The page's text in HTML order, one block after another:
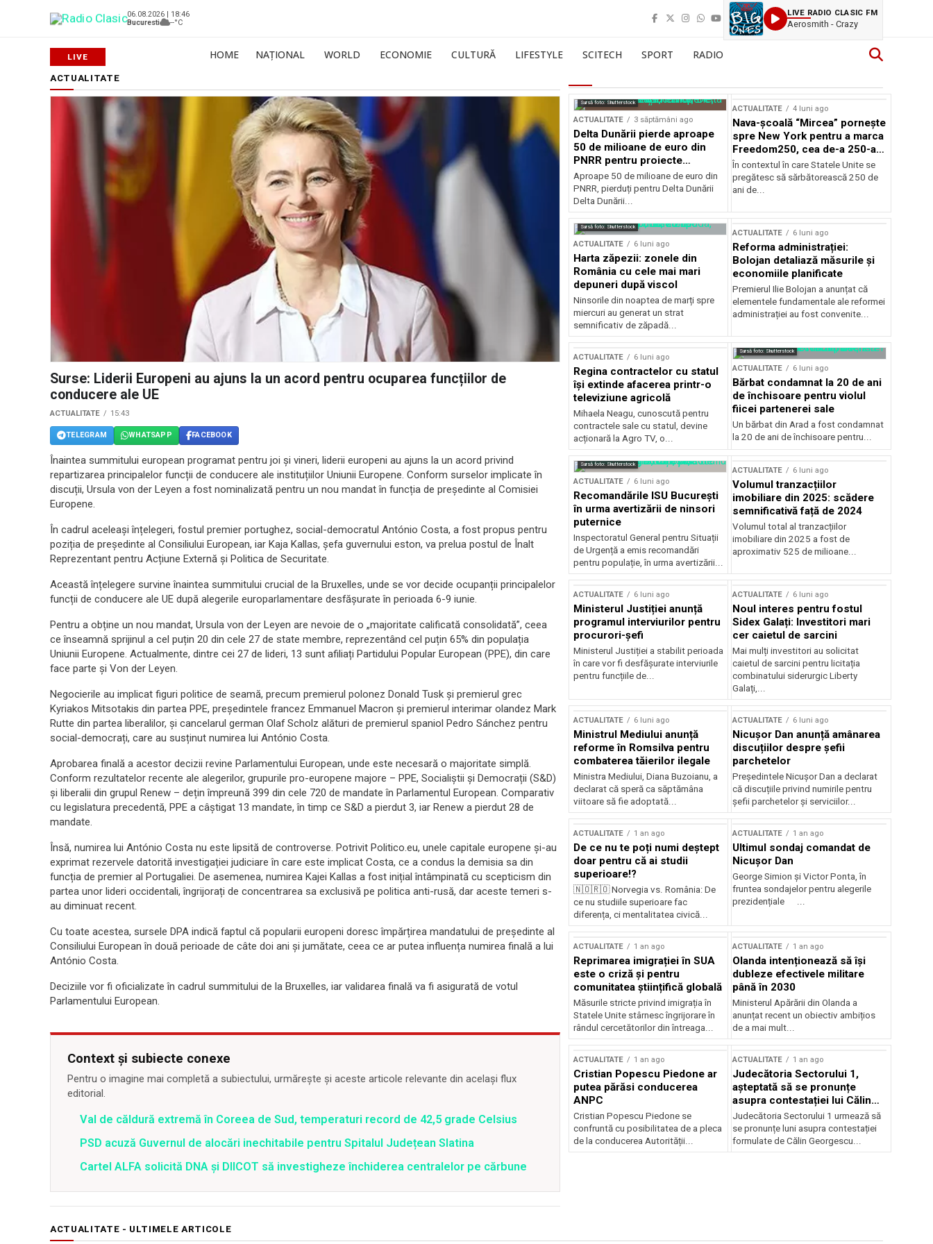
06.08.2026 | 18:46
Bucuresti
--°C
LIVE RADIO CLASIC FM
Aerosmith - Crazy
HOME NAȚIONAL WORLD ECONOMIE CULTURĂ LIFESTYLE SCITECH SPORT RADIO
ACTUALITATE
Surse: Liderii Europeni au ajuns la un acord pentru ocuparea funcțiilor de
conducere ale UE
ACTUALITATE 15:43
TELEGRAM WHATSAPP FACEBOOK
Înaintea summitului european programat pentru joi și vineri, liderii europeni au ajuns la un acord privind
repartizarea principalelor funcții de conducere ale instituțiilor Uniunii Europene. Conform surselor implicate în
discuții, Ursula von der Leyen a fost nominalizată pentru un nou mandat în funcția de președinte al Comisiei
Europene.
În cadrul aceleași înțelegeri, fostul premier portughez, social-democratul António Costa, a fost propus pentru
poziția de președinte al Consiliului European, iar Kaja Kallas, șefa guvernului eston, va prelua postul de Înalt
Reprezentant pentru Acțiune Externă și Politica de Securitate.
Această înțelegere survine înaintea summitului crucial de la Bruxelles, unde se vor decide ocupanții principalelor
funcții de conducere ale UE după alegerile europarlamentare desfășurate în perioada 6-9 iunie.
Pentru a obține un nou mandat, Ursula von der Leyen are nevoie de o „majoritate calificată consolidată”, ceea
ce înseamnă sprijinul a cel puțin 20 din cele 27 de state membre, reprezentând cel puțin 65% din populația
Uniunii Europene. Actualmente, dintre cei 27 de lideri, 13 sunt afiliați Partidului Popular European (PPE), din care
face parte și Von der Leyen.
Negocierile au implicat figuri politice de seamă, precum premierul polonez Donald Tusk și premierul grec
Kyriakos Mitsotakis din partea PPE, președintele francez Emmanuel Macron și premierul interimar olandez Mark
Rutte din partea liberalilor, și cancelarul german Olaf Scholz alături de premierul spaniol Pedro Sánchez pentru
social-democrați, care au susținut numirea lui António Costa.
Aprobarea finală a acestor decizii revine Parlamentului European, unde este necesară o majoritate simplă.
Conform rezultatelor recente ale alegerilor, grupurile pro-europene majore – PPE, Socialiștii și Democrații (S&D)
și liberalii din grupul Renew – dețin împreună 399 din cele 720 de mandate în Parlamentul European. Comparativ
cu legislatura precedentă, PPE a câștigat 13 mandate, în timp ce S&D a pierdut 3, iar Renew a pierdut 28 de
mandate.
Însă, numirea lui António Costa nu este lipsită de controverse. Potrivit Politico.eu, unele capitale europene și-au
exprimat rezervele datorită investigației judiciare în care este implicat Costa, ce a condus la demisia sa din
funcția de premier al Portugaliei. De asemenea, numirea Kajei Kallas a fost inițial întâmpinată cu scepticism din
partea unor lideri occidentali, îngrijorați de concentrarea sa exclusivă pe politica anti-rusă, dar aceste temeri s-
au diminuat recent.
Cu toate acestea, sursele DPA indică faptul că popularii europeni doresc împărțirea mandatului de președinte al
Consiliului European în două perioade de câte doi ani și jumătate, ceea ce ar putea influența numirea finală a lui
António Costa.
Deciziile vor fi oficializate în cadrul summitului de la Bruxelles, iar validarea finală va fi asigurată de votul
Parlamentului European.
Context și subiecte conexe
Pentru o imagine mai completă a subiectului, urmărește și aceste articole relevante din același flux
editorial.
Val de căldură extremă în Coreea de Sud, temperaturi record de 42,5 grade Celsius
PSD acuză Guvernul de alocări inechitabile pentru Spitalul Județean Slatina
Cartel ALFA solicită DNA și DIICOT să investigheze închiderea centralelor pe cărbune
Sursă foto: Shutterstock
ACTUALITATE 3 săptămâni ago
Delta Dunării pierde aproape
50 de milioane de euro din
PNRR pentru proiecte
esențiale
Aproape 50 de milioane de euro din
PNRR, pierduți pentru Delta Dunării
Delta Dunării...
ACTUALITATE 4 luni ago
Nava-școală “Mircea” pornește
spre New York pentru a marca
Freedom250, cea de-a 250-a
aniversare a Statelor Unite
În contextul în care Statele Unite se
pregătesc să sărbătorească 250 de
ani de...
Sursă foto: Shutterstock
ACTUALITATE 6 luni ago
Harta zăpezii: zonele din
România cu cele mai mari
depuneri după viscol
Ninsorile din noaptea de marți spre
miercuri au generat un strat
semnificativ de zăpadă...
ACTUALITATE 6 luni ago
Reforma administrației:
Bolojan detaliază măsurile și
economiile planificate
Premierul Ilie Bolojan a anunțat că
elementele fundamentale ale reformei
administrației au fost convenite...
ACTUALITATE 6 luni ago
Regina contractelor cu statul
își extinde afacerea printr-o
televiziune agricolă
Mihaela Neagu, cunoscută pentru
contractele sale cu statul, devine
acționară la Agro TV, o...
Sursă foto: Shutterstock
ACTUALITATE 6 luni ago
Bărbat condamnat la 20 de ani
de închisoare pentru violul
fiicei partenerei sale
Un bărbat din Arad a fost condamnat
la 20 de ani de închisoare pentru...
Sursă foto: Shutterstock
ACTUALITATE 6 luni ago
Recomandările ISU București
în urma avertizării de ninsori
puternice
Inspectoratul General pentru Situații
de Urgență a emis recomandări
pentru populație, în urma avertizării...
ACTUALITATE 6 luni ago
Volumul tranzacțiilor
imobiliare din 2025: scădere
semnificativă față de 2024
Volumul total al tranzacțiilor
imobiliare din 2025 a fost de
aproximativ 525 de milioane...
ACTUALITATE 6 luni ago
Ministerul Justiției anunță
programul interviurilor pentru
procurori-șefi
Ministerul Justiției a stabilit perioada
în care vor fi desfășurate interviurile
pentru funcțiile de...
ACTUALITATE 6 luni ago
Noul interes pentru fostul
Sidex Galați: Investitori mari
cer caietul de sarcini
Mai mulți investitori au solicitat
caietul de sarcini pentru licitația
combinatului siderurgic Liberty
Galați,...
ACTUALITATE 6 luni ago
Ministrul Mediului anunță
reforme în Romsilva pentru
combaterea tăierilor ilegale
Ministra Mediului, Diana Buzoianu, a
declarat că speră ca săptămâna
viitoare să fie adoptată...
ACTUALITATE 6 luni ago
Nicușor Dan anunță amânarea
discuțiilor despre șefii
parchetelor
Președintele Nicușor Dan a declarat
că discuțiile privind numirile pentru
șefii parchetelor și serviciilor...
ACTUALITATE 1 an ago
De ce nu te poți numi deștept
doar pentru că ai studii
superioare!?
🇳🇴🇷🇴 Norvegia vs. România: De
ce nu studiile superioare fac
diferența, ci mentalitatea civică...
ACTUALITATE 1 an ago
Ultimul sondaj comandat de
Nicușor Dan
George Simion și Victor Ponta, în
fruntea sondajelor pentru alegerile
prezidențiale ...
ACTUALITATE 1 an ago
Reprimarea imigrației în SUA
este o criză și pentru
comunitatea științifică globală
Măsurile stricte privind imigrația în
Statele Unite stârnesc îngrijorare în
rândul cercetătorilor din întreaga...
ACTUALITATE 1 an ago
Olanda intenționează să își
dubleze efectivele militare
până în 2030
Ministerul Apărării din Olanda a
anunțat recent un obiectiv ambițios
de a mai mult...
ACTUALITATE 1 an ago
Cristian Popescu Piedone ar
putea părăsi conducerea
ANPC
Cristian Popescu Piedone se
confruntă cu posibilitatea de a pleca
de la conducerea Autorității...
ACTUALITATE 1 an ago
Judecătoria Sectorului 1,
așteptată să se pronunțe
asupra contestației lui Călin
Georgescu privind controlul
judiciar
Judecătoria Sectorului 1 urmează să
se pronunțe luni asupra contestației
formulate de Călin Georgescu...
ACTUALITATE - ULTIMELE ARTICOLE